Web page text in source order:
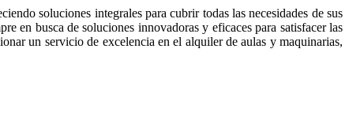
soluciones integrales para cubrir todas las necesidades de sus
en busca de soluciones innovadoras y eficaces para satisfacer las
un servicio de excelencia en el alquiler de aulas y maquinarias,